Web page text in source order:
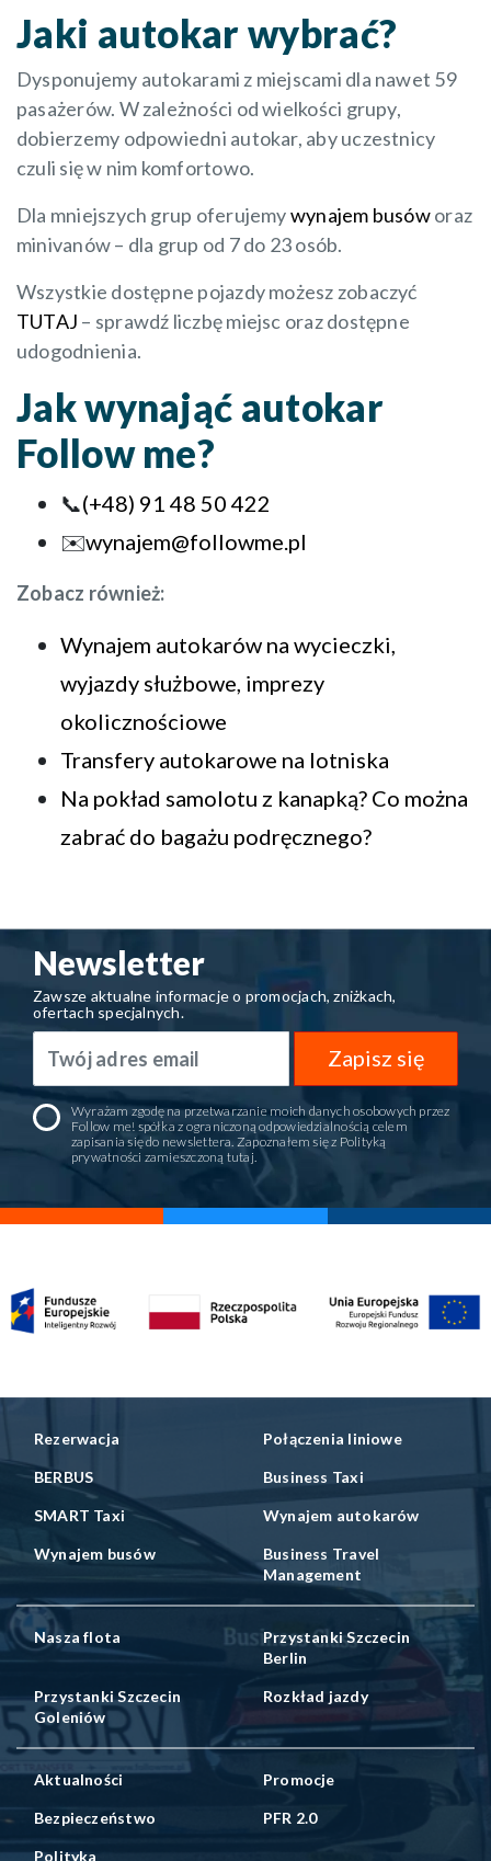
Jaki autokar wybrać?
Dysponujemy autokarami z miejscami dla nawet 59
pasażerów. W zależności od wielkości grupy,
dobierzemy odpowiedni autokar, aby uczestnicy
czuli się w nim komfortowo.
Dla mniejszych grup oferujemywynajem busóworaz
minivanów – dla grup od 7 do 23 osób.
Wszystkie dostępne pojazdy możesz zobaczyć
TUTAJ – sprawdź liczbę miejsc oraz dostępne
udogodnienia.
Jak wynająć autokar
Follow me?
📞(+48) 91 48 50 422
✉️wynajem@followme.pl
Zobacz również:
Wynajem autokarów na wycieczki,
wyjazdy służbowe, imprezy
okolicznościowe
Transfery autokarowe na lotniska
Na pokład samolotu z kanapką? Co można
zabrać do bagażu podręcznego?
Newsletter
Zawsze aktualne informacje o promocjach, zniżkach,
ofertach specjalnych.
Zapisz się
Wyrażam zgodę na przetwarzanie moich danych osobowych przez
Follow me! spółka z ograniczoną odpowiedzialnością celem
zapisania się do newslettera. Zapoznałem się z Polityką
prywatności zamieszczoną tutaj
Rezerwacja Połączenia liniowe
BERBUS Business Taxi
SMART Taxi Wynajem autokarów
Wynajem busów
Business Travel
Management
Nasza flota
Przystanki Szczecin
Berlin
Przystanki Szczecin
Goleniów
Rozkład jazdy
Aktualności Promocje
Bezpieczeństwo PFR 2.0
Polityka